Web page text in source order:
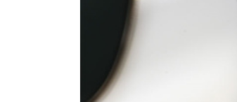
郑州市二七区铭功
太原市迎泽区解放
沈阳市沈河区中街路
沈阳市沈河区中街
乌鲁木齐市天山区